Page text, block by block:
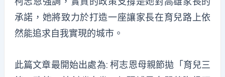
承諾，她將致力於打造一座讓家長在育兒路上依
然能追求自我實現的城市。
此篇文章最開始出處為:柯志恩母親節拋「育兒三